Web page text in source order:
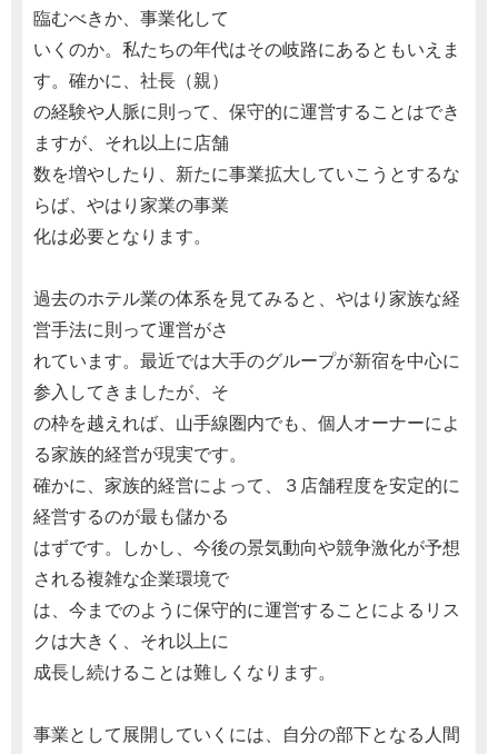
臨むべきか、事業化して
いくのか。私たちの年代はその岐路にあるともいえま
す。確かに、社長（親）
の経験や人脈に則って、保守的に運営することはでき
ますが、それ以上に店舗
数を増やしたり、新たに事業拡大していこうとするな
らば、やはり家業の事業
化は必要となります。
過去のホテル業の体系を見てみると、やはり家族な経
営手法に則って運営がさ
れています。最近では大手のグループが新宿を中心に
参入してきましたが、そ
の枠を越えれば、山手線圏内でも、個人オーナーによ
る家族的経営が現実です。
確かに、家族的経営によって、３店舗程度を安定的に
経営するのが最も儲かる
はずです。しかし、今後の景気動向や競争激化が予想
される複雑な企業環境で
は、今までのように保守的に運営することによるリス
クは大きく、それ以上に
成長し続けることは難しくなります。
事業として展開していくには、自分の部下となる人間